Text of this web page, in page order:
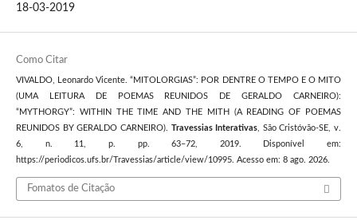
18-03-2019
Como Citar
VIVALDO, Leonardo Vicente. “MITOLORGIAS”: POR DENTRE O TEMPO E O MITO
(UMA LEITURA DE POEMAS REUNIDOS DE GERALDO CARNEIRO):
“MYTHORGY”: WITHIN THE TIME AND THE MITH (A READING OF POEMAS
REUNIDOS BY GERALDO CARNEIRO).
Travessias Interativas, São Cristóvão-SE, v.
6, n. 11, p. pp. 63–72, 2019. Disponível em:
https://periodicos.ufs.br/Travessias/article/view/10995. Acesso em: 8 ago. 2026.
Fomatos de Citação